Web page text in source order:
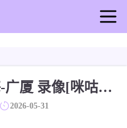
2026-05-31 CBA 上海-广厦 录像[咪咕体育]
2026-05-31